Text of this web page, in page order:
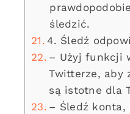
śledzić.
4. Śledź
– Użyj funkcji
Twitterze, aby
są istotne dla
– Śledź konta,